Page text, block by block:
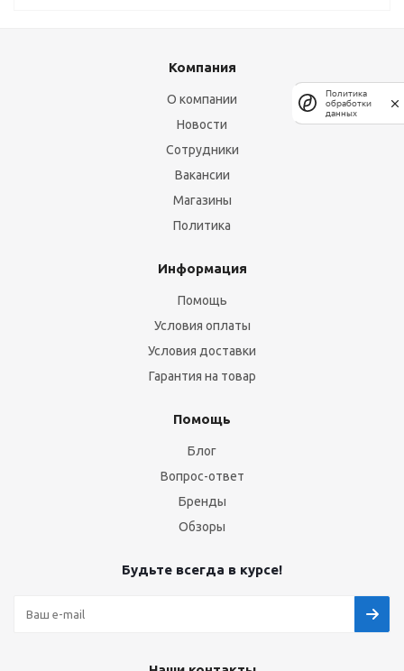
Компания
О компании
Новости
Сотрудники
Вакансии
Магазины
Политика
Информация
Помощь
Условия оплаты
Условия доставки
Гарантия на товар
Помощь
Блог
Вопрос-ответ
Бренды
Обзоры
Будьте всегда в курсе!
Политика
обработки
данных